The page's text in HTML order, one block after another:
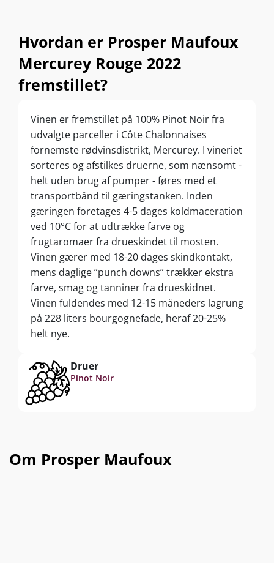
Hvordan er Prosper Maufoux
Mercurey Rouge 2022
fremstillet?
Vinen er fremstillet på 100% Pinot Noir fra
udvalgte parceller i Côte Chalonnaises
fornemste rødvinsdistrikt, Mercurey. I vineriet
sorteres og afstilkes druerne, som nænsomt -
helt uden brug af pumper - føres med et
transportbånd til gæringstanken. Inden
gæringen foretages 4-5 dages koldmaceration
ved 10°C for at udtrække farve og
frugtaromaer fra drueskindet til mosten.
Vinen gærer med 18-20 dages skindkontakt,
mens daglige ”punch downs” trækker ekstra
farve, smag og tanniner fra drueskidnet.
Vinen fuldendes med 12-15 måneders lagrung
på 228 liters bourgognefade, heraf 20-25%
helt nye.
Druer
Pinot Noir
Om Prosper Maufoux